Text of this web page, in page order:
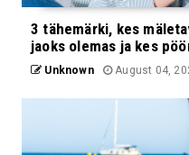
3 tähemärki, kes
jaoks olemas ja kes
Unknown August 04,